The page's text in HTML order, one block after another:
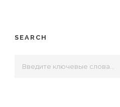
SEARCH